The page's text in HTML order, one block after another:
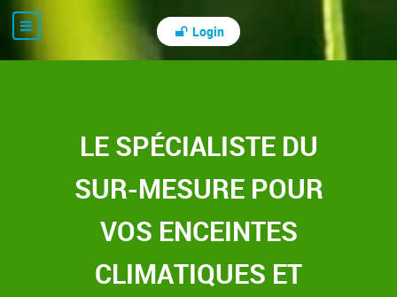
Login
LE SPÉCIALISTE DU
SUR-MESURE POUR
VOS ENCEINTES
CLIMATIQUES ET